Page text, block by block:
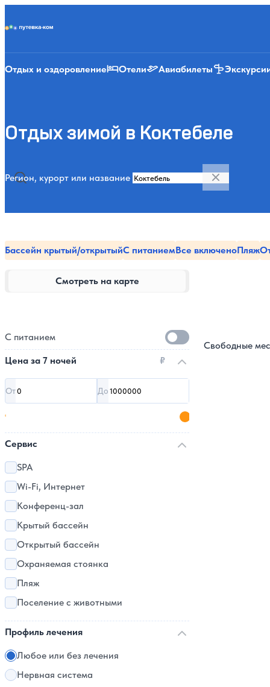
Отдых и оздоровление Отели Авиабилеты
Отдых зимой в Коктебеле
Регион, курорт или название
Бассейн крытый/открытыйС питаниемВсе включеноПляж
Смотреть на карте
Свободные
С питанием
Цена за 7 ночей ₽
От До
Сервис
SPA
Wi-Fi, Интернет
Конференц-зал
Крытый бассейн
Открытый бассейн
Охраняемая стоянка
Пляж
Поселение с животными
Профиль лечения
Любое или без лечения
Нервная система